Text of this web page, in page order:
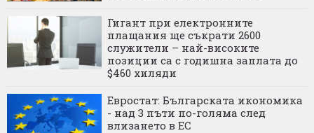
Гигант при електронните
плащания ще съкрати 2600
служители – най-високите
позиции са с годишна заплата до
$460 хиляди
Евростат: Българската икономика
- над 3 пъти по-голяма след
влизането в ЕС